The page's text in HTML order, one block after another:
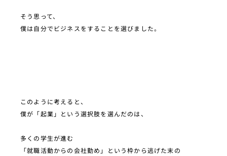
そう思って、
僕は自分でビジネスをすることを選びました。
このように考えると、
僕が「起業」という選択肢を選んだのは、
多くの学生が進む
「就職活動からの会社勤め」という枠から逃げた末の